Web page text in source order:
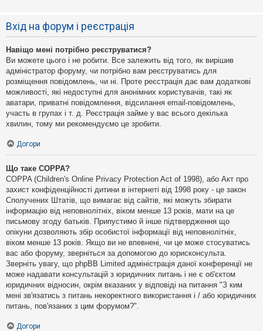
Вхід на форум і реєстрація
Навіщо мені потрібно реєструватися?
Ви можете цього і не робити. Все залежить від того, як вирішив
адміністратор форуму, чи потрібно вам реєструватись для
розміщення повідомлень, чи ні. Проте реєстрація дає вам додаткові
можливості, які недоступні для анонімних користувачів, такі як
аватари, приватні повідомлення, відсилання email-повідомлень,
участь в групах і т. д. Реєстрація займе у вас всього декілька
хвилин, тому ми рекомендуємо це зробити.
Догори
Що таке COPPA?
COPPA (Children's Online Privacy Protection Act of 1998), або Акт про
захист конфіденційності дитини в інтернеті від 1998 року - це закон
Сполучених Штатів, що вимагає від сайтів, які можуть збирати
інформацію від неповнолітніх, віком менше 13 років, мати на це
письмову згоду батьків. Припустимо й інше підтвердження що
опікуни дозволяють збір особистої інформації від неповнолітніх,
віком менше 13 років. Якщо ви не впевнені, чи це може стосуватись
вас або форуму, зверніться за допомогою до юрисконсульта.
Зверніть увагу, що phpBB Limited адміністрація даної конференції не
може надавати консультацій з юридичних питань і не є об'єктом
юридичних відносин, окрім вказаних у відповіді на питання "З ким
мені зв'язатись з питань некоректного використання і / або юридичних
питань, пов'язаних з цим форумом?".
Догори